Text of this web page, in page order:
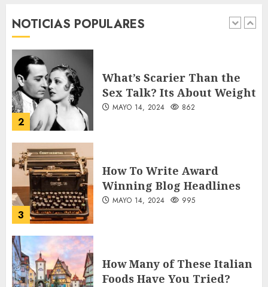
NOTICIAS POPULARES
1
MAYO 14, 2024
2
What’s Scarier Than the
Sex Talk? Its About Weight
MAYO 14, 2024 862
3
How To Write Award
Winning Blog Headlines
MAYO 14, 2024 995
How Many of These Italian
Foods Have You Tried?